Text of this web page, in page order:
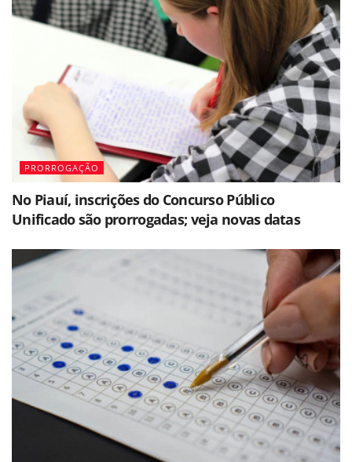
PRORROGAÇÃO
No Piauí, inscrições do Concurso Público
Unificado são prorrogadas; veja novas datas